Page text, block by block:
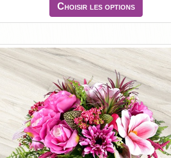
Choisir les options